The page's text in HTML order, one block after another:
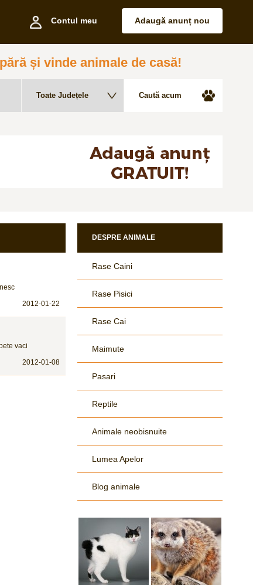
Contul meu Adaugă anunț nou
și vinde animale de casă!
2012-01-22
vaci
2012-01-08
DESPRE ANIMALE
Rase Caini
Rase Pisici
Rase Cai
Maimute
Pasari
Reptile
Animale neobisnuite
Lumea Apelor
Blog animale